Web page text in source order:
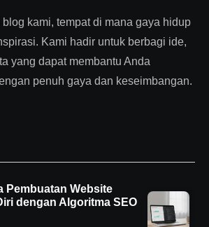
kami, tempat di mana gaya hidup
Kami hadir untuk berbagi ide,
yang dapat membantu Anda
penuh gaya dan keseimbangan.
Pembuatan Website
dengan Algoritma SEO